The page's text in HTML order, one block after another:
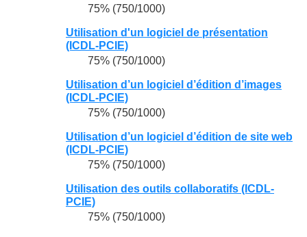
75% (750/1000)
Utilisation d'un logiciel de présentation
(ICDL-PCIE)
75% (750/1000)
Utilisation d’un logiciel d’édition d’images
(ICDL-PCIE)
75% (750/1000)
Utilisation d’un logiciel d’édition de site web
(ICDL-PCIE)
75% (750/1000)
Utilisation des outils collaboratifs (ICDL-
PCIE)
75% (750/1000)